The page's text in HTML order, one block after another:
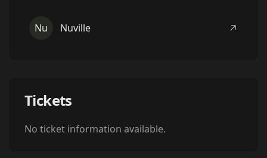
Nu Nuville
Tickets
No ticket information available.